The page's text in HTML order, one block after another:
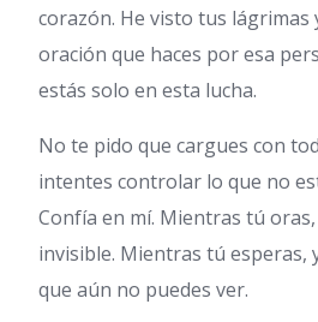
corazón. He visto tus lágrimas
oración que haces por esa
estás solo en esta lucha.
No te pido que cargues con
intentes controlar lo que no
Confía en mí. Mientras tú
invisible. Mientras tú esperas,
que aún no puedes ver.